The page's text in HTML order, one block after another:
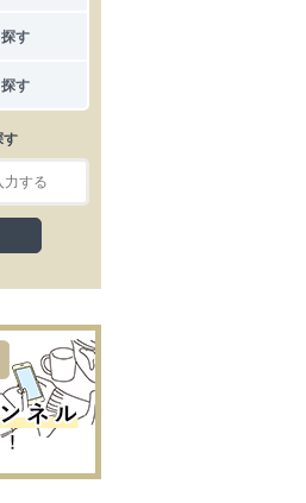
す
す
す